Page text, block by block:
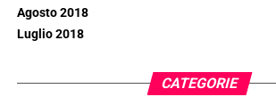
Agosto 2018
Luglio 2018
CATEGORIE